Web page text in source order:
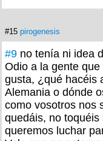
#15 pirogenesis
#9 no tenía ni idea
Odio a la gente
gusta, ¿qué hacéis
Alemania o dónde
como vosotros nos
quedáis, no
queremos luchar